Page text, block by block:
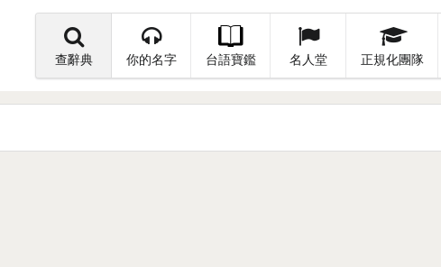
查辭典 你的名字 台語寶鑑 名人堂 正規化團隊